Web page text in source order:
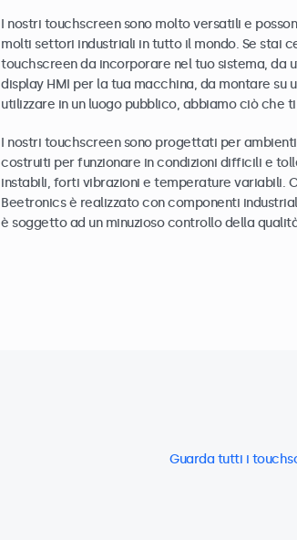
I nostri touchscreen sono molto versatili e
molti settori industriali in tutto il mondo. Se stai
touchscreen da incorporare nel tuo sistema, da
display HMI per la tua macchina, da montare su
utilizzare in un luogo pubblico, abbiamo ciò che
I nostri touchscreen sono progettati per
costruiti per funzionare in condizioni difficili e
instabili, forti vibrazioni e temperature variabili.
Beetronics è realizzato con componenti
è soggetto ad un minuzioso controllo della
Guarda tutti i